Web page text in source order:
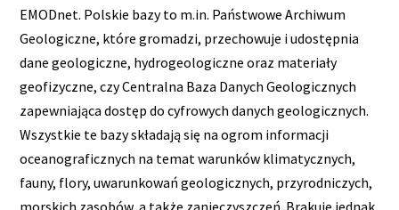
EMODnet. Polskie bazy to m.in. Państwowe Archiwum
Geologiczne, które gromadzi, przechowuje i udostępnia
dane geologiczne, hydrogeologiczne oraz materiały
geofizyczne, czy Centralna Baza Danych Geologicznych
zapewniająca dostęp do cyfrowych danych geologicznych.
Wszystkie te bazy składają się na ogrom informacji
oceanograficznych na temat warunków klimatycznych,
fauny, flory, uwarunkowań geologicznych, przyrodniczych,
morskich zasobów, a także zanieczyszczeń. Brakuje jednak